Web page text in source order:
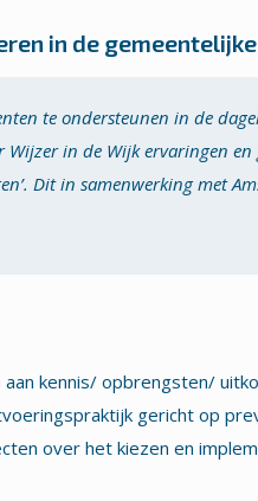
in de
te ondersteunen in de
Wijzer in de Wijk erva­ringen
Dit in samen­werking met
kennis/ opbrengsten/
gericht op
over het kiezen en